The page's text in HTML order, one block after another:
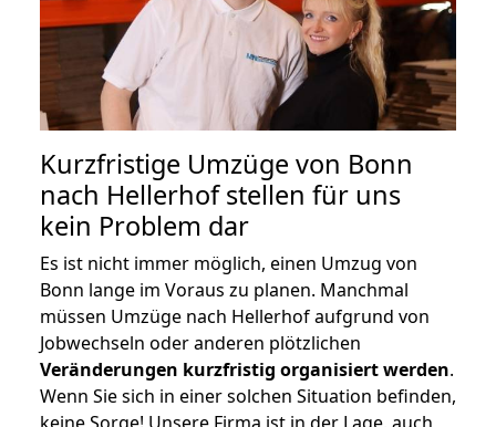
Kurzfristige Umzüge von Bonn
nach Hellerhof stellen für uns
kein Problem dar
Es ist nicht immer möglich, einen Umzug von
Bonn lange im Voraus zu planen. Manchmal
müssen Umzüge nach Hellerhof aufgrund von
Jobwechseln oder anderen plötzlichen
Veränderungen kurzfristig organisiert werden.
Wenn Sie sich in einer solchen Situation befinden,